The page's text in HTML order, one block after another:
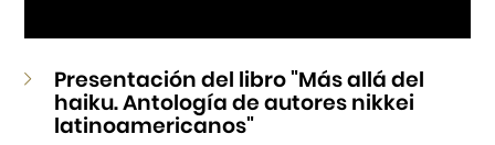
Presentación del libro "Más allá del
haiku. Antología de autores nikkei
latinoamericanos"